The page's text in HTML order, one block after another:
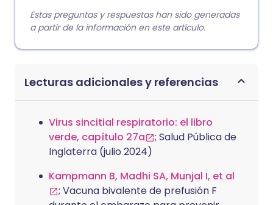
Estas preguntas y respuestas han sido generadas
a partir de la información en este artículo.
Lecturas adicionales y referencias
Virus sincitial respiratorio: el libro
verde, capítulo 27a
; Salud Pública de
Inglaterra (julio 2024)
Kampmann B, Madhi SA, Munjal I, et al
; Vacuna bivalente de prefusión F